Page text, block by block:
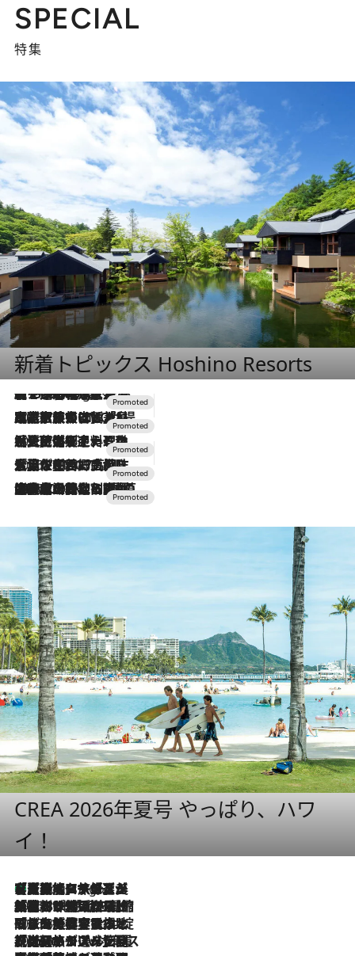
SPECIAL
特集
新着トピックス Hoshino Resorts
1 Hour Ago
【トンボの足水浴】ヒノキの香りに包まれて涼感マックス！約13℃の湧水かけ流しを避暑地「星野温泉 トンボの湯」で体験
2026.7.31
【ホテル帰省】という選択肢をOMOが提案。家族とほどよい距離を保つには「昼は実家、夜は気兼ねなくホテルで！」
2026.7.24
【夏限定ディナーコース】旬を迎える稚鮎や花ズッキーニなどをイタリア・トスカーナの郷土料理の手法で満喫！
2026.7.17
「土佐和ハーブかき氷」がOMO7高知に登場！生姜、山椒、大葉など目にも舌にも涼を呼ぶ郷土の味
2026.7.10
NEW OPEN！【界 草津】名湯の地に誕生。趣の異なる2種の温泉と上州ならではの会席・蕎麦割烹など美食を味わう究極の癒やし旅
CREA 2026年夏号 やっぱり、ハワ
イ！
3 Hours Ago
【厳選旅コスメ】「多機能アイテムがメイン！」旅好き美容エディターが選んだ夏旅ベストコスメを発表【Mサイズジップ】
2026.8.6
「荷物が増えるほど旅ストレスは増す」美容ジャーナリストがたどり着いた最終結論。“化粧品を劇的に減らす”感動の凝縮美容とは
2026.8.6
「旅先には金髪ウィッグを持参」日本と同じメイクでは損してる!? 美容ジャーナリストが提案する“掟破りの旅美容”とは
2026.8.6
【厳選旅コスメ】「身軽さ＆UV対策重視！」ヘアアーティストshucoが選んだ夏旅ベストコスメを発表【Mサイズジップ】